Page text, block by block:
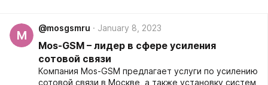
M
@mosgsmru January 8, 2023
Mos-GSM – лидер в сфере усиления
сотовой связи
Компания Mos-GSM предлагает услуги по усилению
сотовой связи в Москве, а также установку систем